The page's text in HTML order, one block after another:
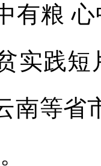
有粮
实践
南等省